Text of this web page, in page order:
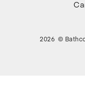
2026 ©